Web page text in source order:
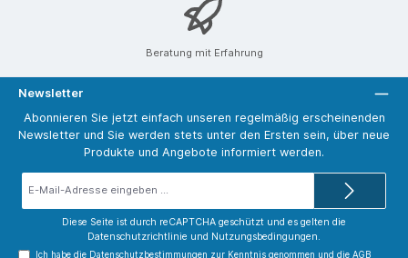
Beratung mit Erfahrung
Newsletter
Abonnieren Sie jetzt einfach unseren regelmäßig erscheinenden
Newsletter und Sie werden stets unter den Ersten sein, über neue
Produkte und Angebote informiert werden.
Diese Seite ist durch reCAPTCHA geschützt und es gelten die
Datenschutzrichtlinie und Nutzungsbedingungen.
Ich habe die Datenschutzbestimmungen zur Kenntnis genommen und dieAGB